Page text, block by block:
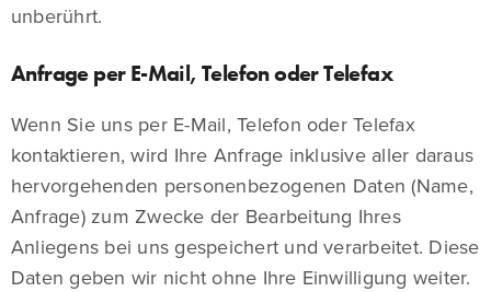
unberührt.
Anfrage per E-Mail, Telefon oder Telefax
Wenn Sie uns per E-Mail, Telefon oder Telefax
kontaktieren, wird Ihre Anfrage inklusive aller daraus
hervorgehenden personenbezogenen Daten (Name,
Anfrage) zum Zwecke der Bearbeitung Ihres
Anliegens bei uns gespeichert und verarbeitet. Diese
Daten geben wir nicht ohne Ihre Einwilligung weiter.